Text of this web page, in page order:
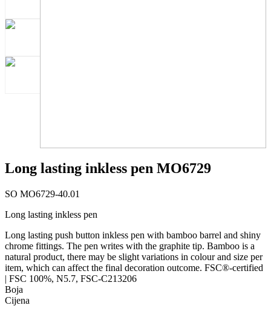
Long lasting inkless pen MO6729
SO MO6729-40.01
Long lasting inkless pen
Long lasting push button inkless pen with bamboo barrel and shiny
chrome fittings. The pen writes with the graphite tip. Bamboo is a
natural product, there may be slight variations in colour and size per
item, which can affect the final decoration outcome. FSC®-certified
| FSC 100%, N5.7, FSC-C213206
Boja
Cijena